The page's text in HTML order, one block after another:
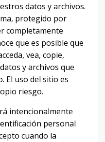
datos y archivos.
protegido por
completamente
que es posible que
vea, copie,
y archivos que
El uso del sitio es
riesgo.
intencionalmente
personal
cuando la